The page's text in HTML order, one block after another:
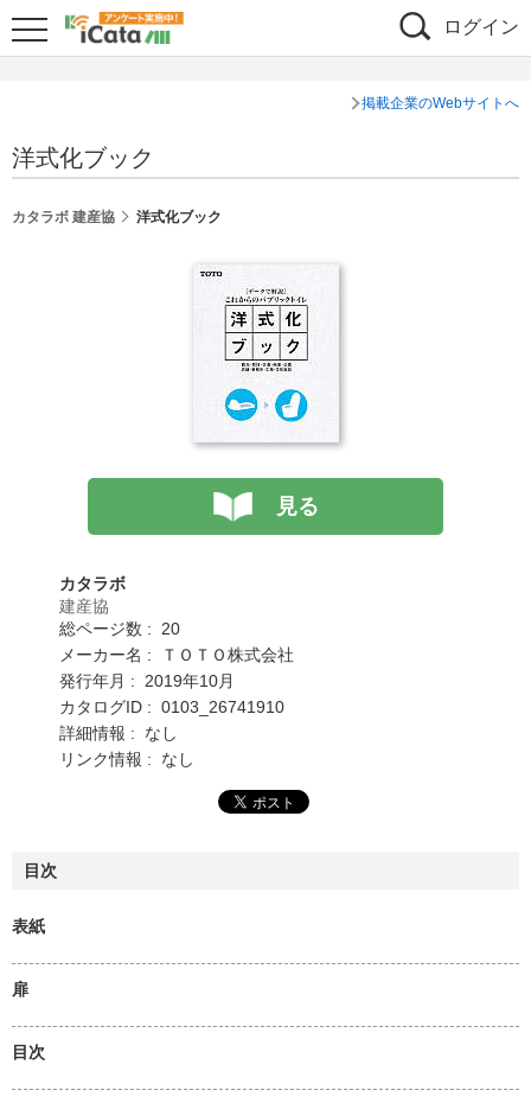
ログイン
掲載企業のWebサイトへ
洋式化ブック
カタラボ 建産協 洋式化ブック
見る
カタラボ
建産協
総ページ数 : 20
メーカー名 : ＴＯＴＯ株式会社
発行年月 : 2019年10月
カタログID : 0103_26741910
詳細情報 : なし
リンク情報 : なし
目次
表紙
扉
目次